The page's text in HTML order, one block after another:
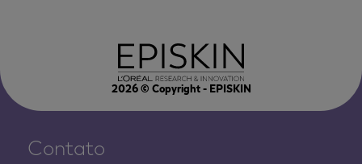
2026© Copyright - EPISKIN
Contato